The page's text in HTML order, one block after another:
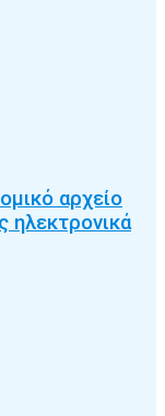
αρχείο
ηλεκτρονικά